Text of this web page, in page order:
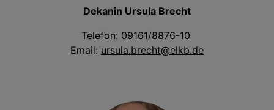
Dekanin Ursula Brecht
Telefon: 09161/8876-10
Email: ursula.brecht@elkb.de